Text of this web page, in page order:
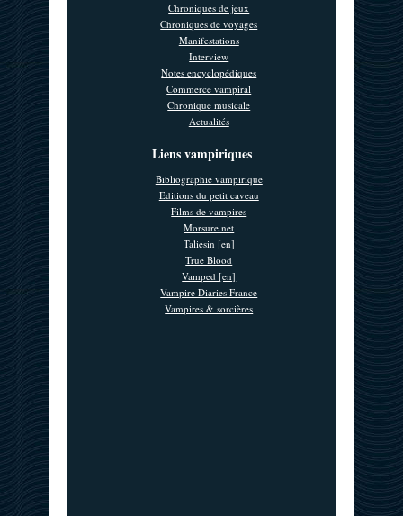
Chroniques de jeux
Chroniques de voyages
Manifestations
Interview
Notes encyclopédiques
Commerce vampiral
Chronique musicale
Actualités
Liens vampiriques
Bibliographie vampirique
Editions du petit caveau
Films de vampires
Morsure.net
Taliesin [en]
True Blood
Vamped [en]
Vampire Diaries France
Vampires & sorcières